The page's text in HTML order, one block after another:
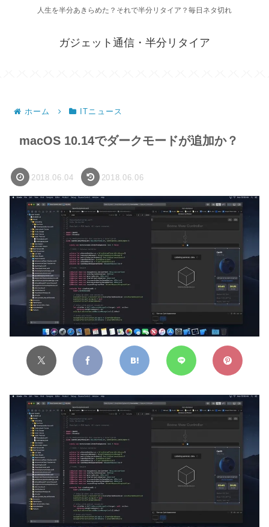
人生を半分あきらめた？それで半分リタイア？毎日ネタ切れ
ガジェット通信・半分リタイア
ホーム ITニュース
macOS 10.14でダークモードが追加か？
2018.06.04 2018.06.06